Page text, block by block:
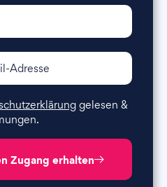
gelesen &
Zugang erhalten